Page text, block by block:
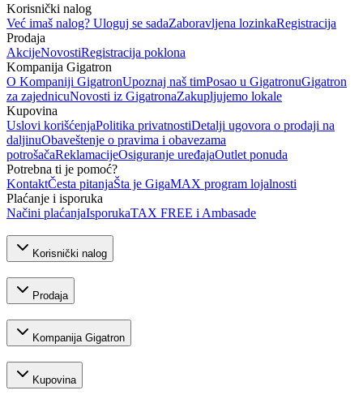
Korisnički nalog
Već imaš nalog? Uloguj se sadaZaboravljena lozinkaRegistracija
Prodaja
AkcijeNovostiRegistracija poklona
Kompanija Gigatron
O Kompaniji GigatronUpoznaj naš timPosao u GigatronuGigatron
za zajednicuNovosti iz GigatronaZakupljujemo lokale
Kupovina
Uslovi korišćenjaPolitika privatnostiDetalji ugovora o prodaji na
daljinuObaveštenje o pravima i obavezama
potrošačaReklamacijeOsiguranje uređajaOutlet ponuda
Potrebna ti je pomoć?
KontaktČesta pitanjaŠta je GigaMAX program lojalnosti
Plaćanje i isporuka
Načini plaćanjaIsporukaTAX FREE i Ambasade
Korisnički nalog
Prodaja
Kompanija Gigatron
Kupovina